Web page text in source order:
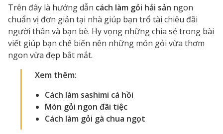
Trên đây là hướng dẫn cách làm gỏi hải sản ngon
chuẩn vị đơn giản tại nhà giúp bạn trổ tài chiêu đãi
người thân và bạn bè. Hy vọng những chia sẻ trong bài
viết giúp bạn chế biến nên những món gỏi vừa thơm
ngon vừa đẹp bắt mắt.
Xem thêm:
Cách làm sashimi cá hồi
Món gỏi ngon đãi tiệc
Cách làm gỏi gà chua ngọt